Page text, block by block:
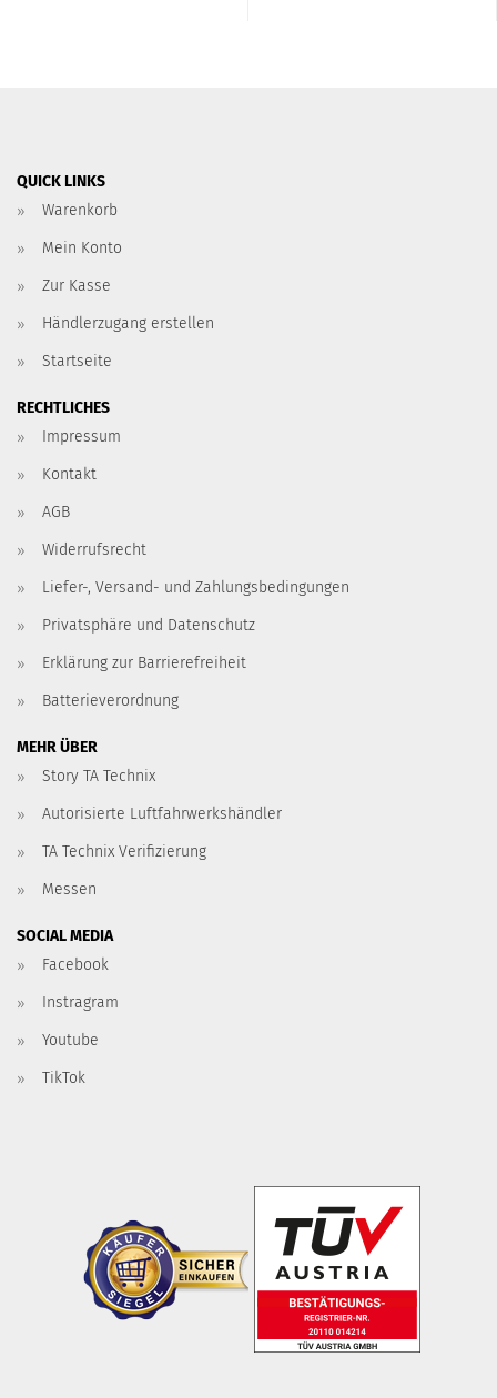
QUICK LINKS
Warenkorb
Mein Konto
Zur Kasse
Händlerzugang erstellen
Startseite
RECHTLICHES
Impressum
Kontakt
AGB
Widerrufsrecht
Liefer-, Versand- und Zahlungsbedingungen
Privatsphäre und Datenschutz
Erklärung zur Barrierefreiheit
Batterieverordnung
MEHR ÜBER
Story TA Technix
Autorisierte Luftfahrwerkshändler
TA Technix Verifizierung
Messen
SOCIAL MEDIA
Facebook
Instragram
Youtube
TikTok